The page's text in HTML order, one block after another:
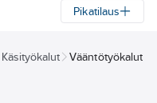
Pikatilaus
Käsityökalut Vääntötyökalut